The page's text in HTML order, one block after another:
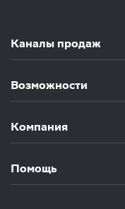
Каналы продаж
Возможности
Компания
Помощь